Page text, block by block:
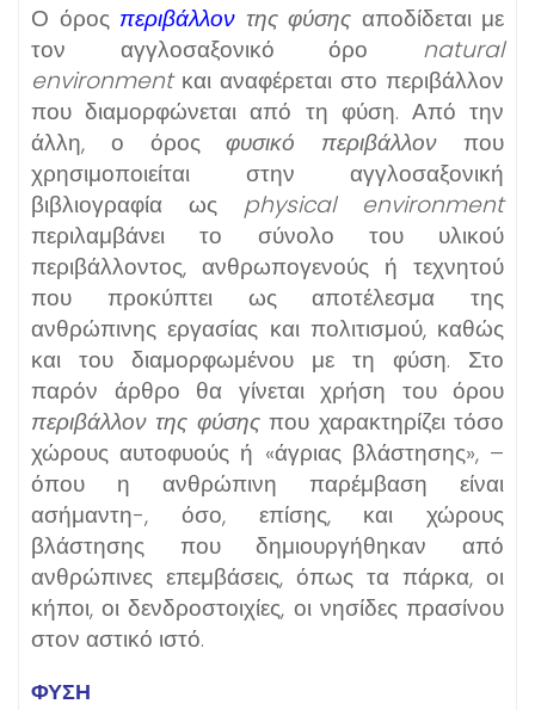
Ο όρος περιβάλλον της φύσης αποδίδεται με
τον αγγλοσαξονικό όρο natural
environment και αναφέρεται στο περιβάλλον
που διαμορφώνεται από τη φύση. Από την
άλλη, ο όροςφυσικό περιβάλλον που
χρησιμοποιείται στην αγγλοσαξονική
βιβλιογραφία ως physical environment
περιλαμβάνει το σύνολο του υλικού
περιβάλλοντος, ανθρωπογενούς ή τεχνητού
που προκύπτει ως αποτέλεσμα της
ανθρώπινης εργασίας και πολιτισμού, καθώς
και του διαμορφωμένου με τη φύση. Στο
παρόν άρθρο θα γίνεται χρήση του όρου
περιβάλλον της φύσηςπου χαρακτηρίζει τόσο
χώρους αυτοφυούς ή «άγριας βλάστησης», –
όπου η ανθρώπινη παρέμβαση είναι
ασήμαντη-, όσο, επίσης, και χώρους
βλάστησης που δημιουργήθηκαν από
ανθρώπινες επεμβάσεις, όπως τα πάρκα, οι
κήποι, οι δενδροστοιχίες, οι νησίδες πρασίνου
στον αστικό ιστό.
ΦΥΣΗ